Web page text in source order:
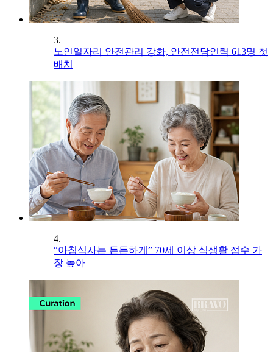
3.
노인일자리 안전관리 강화, 안전전담인력 613명 첫
배치
4.
“아침식사는 든든하게” 70세 이상 식생활 점수 가
장 높아